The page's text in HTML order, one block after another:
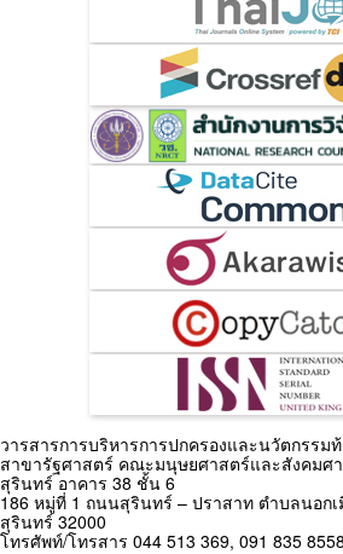
วารสารการบริหารการปกครองและนวัตกรรม
สาขารัฐศาสตร์ คณะมนุษยศาสตร์และสังคมศ
สุรินทร์ อาคาร 38 ชั้น 6
186 หมู่ที่ 1 ถนนสุรินทร์ – ปราสาท ตำบลนอกเ
สุรินทร์ 32000
โทรศัพท์/โทรสาร 044 513 369, 091 835